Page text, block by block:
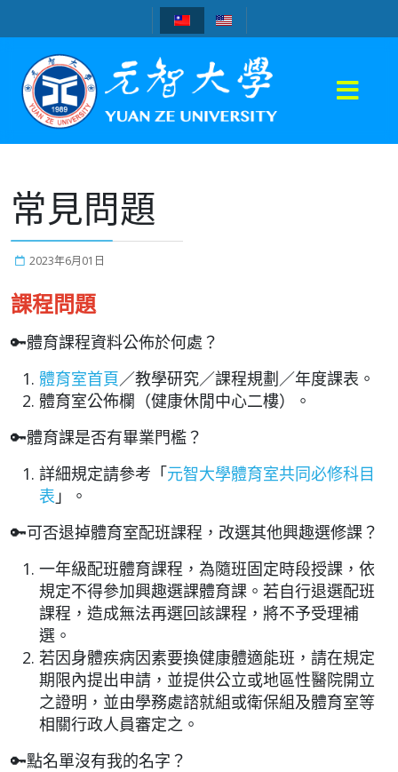
常見問題
2023年6月01日
課程問題
🔑體育課程資料公佈於何處？
體育室首頁／教學研究／課程規劃／年度課表。
體育室公佈欄（健康休閒中心二樓）。
🔑體育課是否有畢業門檻？
詳細規定請參考「元智大學體育室共同必修科目
表 」。
🔑可否退掉體育室配班課程，改選其他興趣選修課？
一年級配班體育課程，為隨班固定時段授課，依
規定不得參加興趣選課體育課。若自行退選配班
課程，造成無法再選回該課程，將不予受理補
選。
若因身體疾病因素要換健康體適能班 ，請在規定
期限內提出申請，並提供公立或地區性醫院開立
之證明，並由學務處諮就組或衛保組及體育室等
相關行政人員審定之。
🔑點名單沒有我的名字？